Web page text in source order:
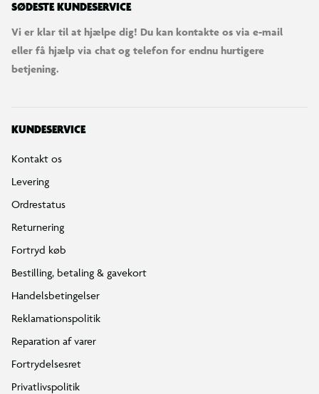
SØDESTE KUNDESERVICE
Vi er klar til at hjælpe dig! Du kan kontakte os via e-mail
eller få hjælp via chat og telefon for endnu hurtigere
betjening.
KUNDESERVICE
Kontakt os
Levering
Ordrestatus
Returnering
Fortryd køb
Bestilling, betaling & gavekort
Handelsbetingelser
Reklamationspolitik
Reparation af varer
Fortrydelsesret
Privatlivspolitik